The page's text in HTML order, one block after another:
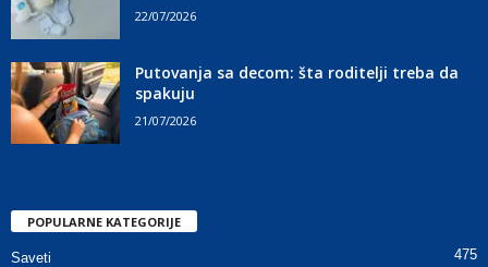
22/07/2026
Putovanja sa decom: šta roditelji treba da
spakuju
21/07/2026
POPULARNE KATEGORIJE
Saveti 475